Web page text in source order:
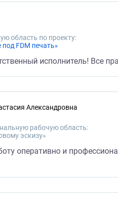
область по проекту:
FDM печать»
исполнитель! Все
Александровна
рабочую область:
эскизу»
оперативно и